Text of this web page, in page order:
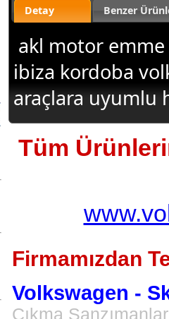
Detay Benzer
akl motor
ibiza kordoba
araçlara uyumlu
Tüm
Firmamızdan
Volkswagen -
Çıkma